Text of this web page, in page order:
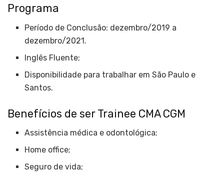
Programa
Período de Conclusão: dezembro/2019 a
dezembro/2021.
Inglês Fluente;
Disponibilidade para trabalhar em São Paulo e
Santos.
Benefícios de ser Trainee CMA CGM
Assistência médica e odontológica;
Home office;
Seguro de vida;